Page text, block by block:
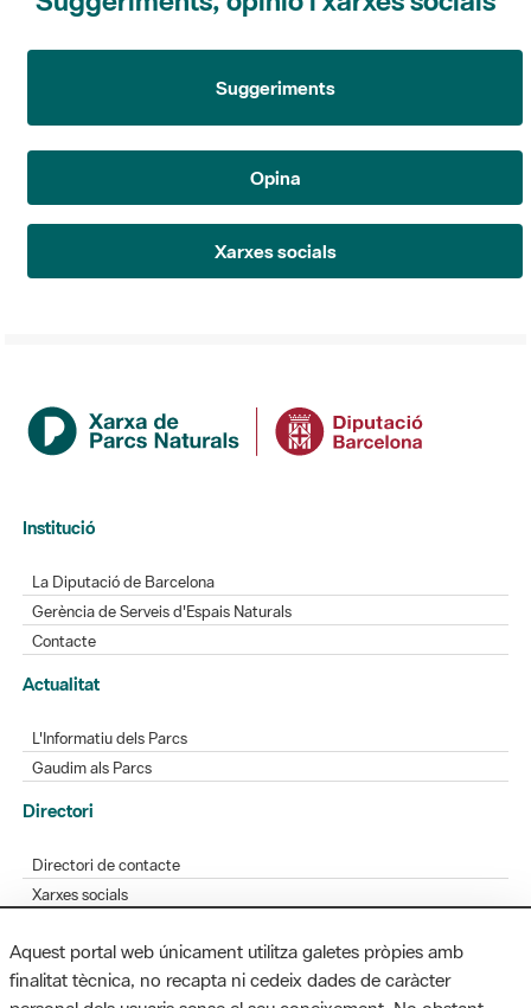
Suggeriments
Opina
Xarxes socials
Institució
La Diputació de Barcelona
Gerència de Serveis d'Espais Naturals
Contacte
Actualitat
L'Informatiu dels Parcs
Gaudim als Parcs
Directori
Directori de contacte
Xarxes socials
Bústia de suggeriments
Opineu sobre els parcs
Aquest portal web únicament utilitza galetes pròpies amb
finalitat tècnica, no recapta ni cedeix dades de caràcter